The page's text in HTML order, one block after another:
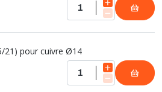
21) pour cuivre Ø14